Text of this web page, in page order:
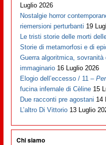
Luglio 2026
Nostalgie horror
riemersioni perturbanti 19
Le tristi storie delle morti
Storie di metamorfosi e di
Guerra algoritmica,
immaginario 16 Luglio 2026
Elogio dell’eccesso / 11 –
fucina infernale di Cèline 15
Due racconti pre agostani 14
L’altro Di Vittorio 13 Luglio
Chi siamo